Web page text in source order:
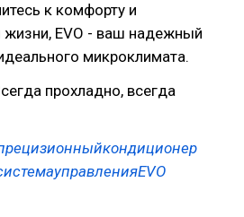
к комфорту и
EVO - ваш надежный
микроклимата.
прохладно, всегда